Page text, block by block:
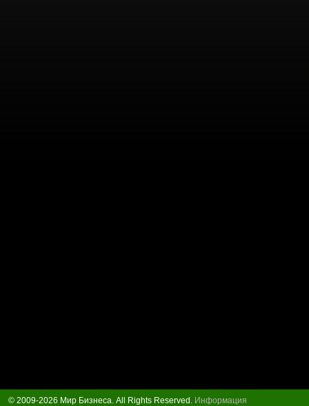
© 2009-2026 Мир Бизнеса. All Rights Reserved. Информация